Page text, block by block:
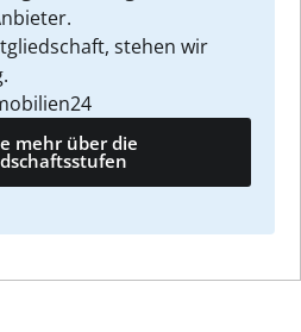
stehen wir
mehr über die